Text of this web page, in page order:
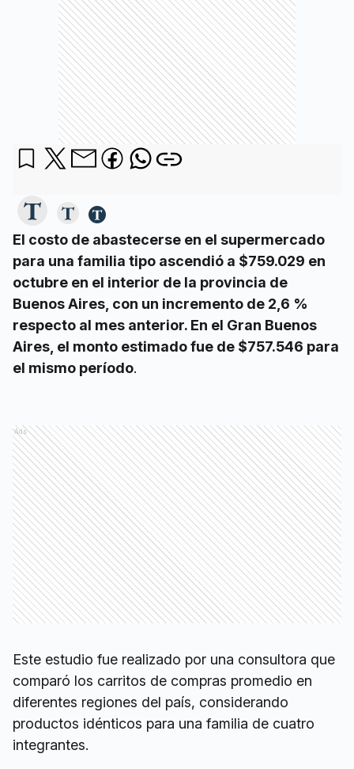
El costo de abastecerse en el supermercado
para una familia tipo ascendió a $759.029 en
octubre en el interior de la provincia de
Buenos Aires, con un incremento de 2,6 %
respecto al mes anterior. En el Gran Buenos
Aires, el monto estimado fue de $757.546 para
el mismo período.
Ads
Este estudio fue realizado por una consultora que
comparó los carritos de compras promedio en
diferentes regiones del país, considerando
productos idénticos para una familia de cuatro
integrantes.